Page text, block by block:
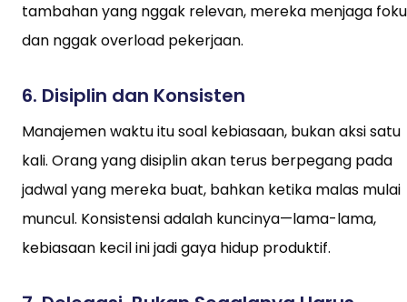
tambahan yang nggak relevan, mereka menjaga
dan nggak overload pekerjaan.
6. Disiplin dan Konsisten
Manajemen waktu itu soal kebiasaan, bukan aksi satu
kali. Orang yang disiplin akan terus berpegang pada
jadwal yang mereka buat, bahkan ketika malas mulai
muncul. Konsistensi adalah kuncinya—lama-lama,
kebiasaan kecil ini jadi gaya hidup produktif.